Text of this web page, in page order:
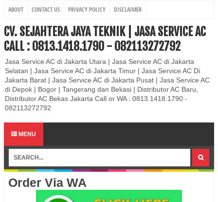
ABOUT CONTACT US PRIVACY POLICY DISCLAIMER
CV. SEJAHTERA JAYA TEKNIK | JASA SERVICE AC
CALL : 0813.1418.1790 - 082113272792
Jasa Service AC di Jakarta Utara | Jasa Service AC di Jakarta
Selatan | Jasa Service AC di Jakarta Timur | Jasa Service AC Di
Jakarta Barat | Jasa Service AC di Jakarta Pusat | Jasa Service AC
di Depok | Bogor | Tangerang dan Bekasi | Distributor AC Baru,
Distributor AC Bekas Jakarta Call or WA : 0813.1418.1790 -
082113272792
MENU
Order Via WA